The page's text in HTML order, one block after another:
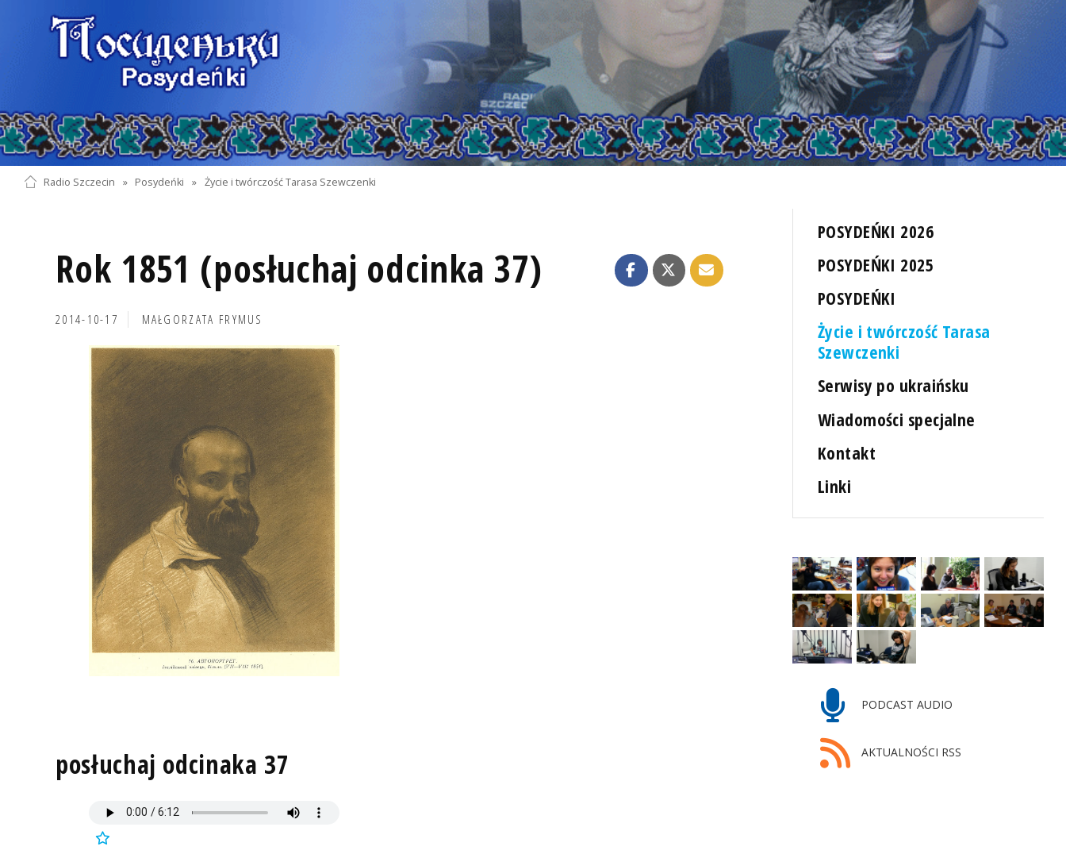
Radio Szczecin » Posydeńki » Życie i twórczość Tarasa Szewczenki
Rok 1851 (posłuchaj odcinka 37)
2014-10-17 MAŁGORZATA FRYMUS
posłuchaj odcinaka 37
POSYDEŃKI 2026
POSYDEŃKI 2025
POSYDEŃKI
Życie i twórczość Tarasa
Szewczenki
Serwisy po ukraińsku
Wiadomości specjalne
Kontakt
Linki
PODCAST AUDIO
AKTUALNOŚCI RSS